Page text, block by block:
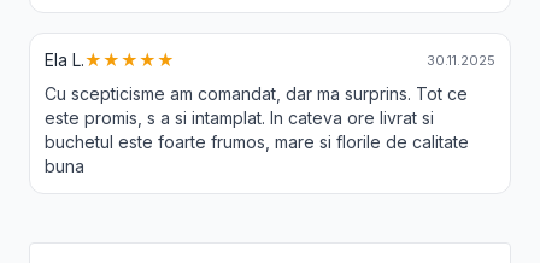
Ela L.★★★★★ 30.11.2025
Cu scepticisme am comandat, dar ma surprins. Tot ce
este promis, s a si intamplat. In cateva ore livrat si
buchetul este foarte frumos, mare si florile de calitate
buna